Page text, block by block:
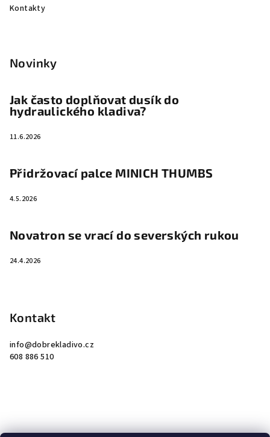
Kontakty
Novinky
Jak často doplňovat dusík do
hydraulického kladiva?
11.6.2026
Přidržovací palce MINICH THUMBS
4.5.2026
Novatron se vrací do severských rukou
24.4.2026
Kontakt
info@dobrekladivo.cz
608 886 510